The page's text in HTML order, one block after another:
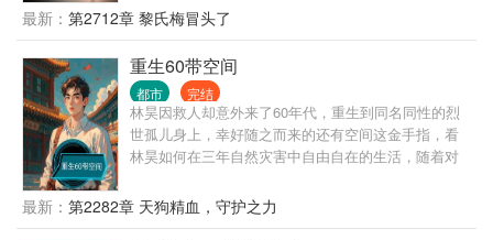
有官场博弈，有经济建设，有快意恩仇，自然也有个
人生活。 第四，不是和尚文，不是绿帽文，坚决不送
女。 第五，重生者最大的优势，就是能够预知未来，
每一次选择都是正确的。不但自己选择正确，还能帮
助领导选择正确。 一路正确，官无止境！
最新： 第2712章 黎氏梅冒头了
重生60带空间
都市 完结
林昊因救人却意外来了60年代，重生到同名同性的烈
世孤儿身上，幸好随之而来的还有空间这金手指，看
林昊如何在三年自然灾害中自由自在的生活，随着对
打猎，自由享受生活。
最新： 第2282章 天狗精血，守护之力